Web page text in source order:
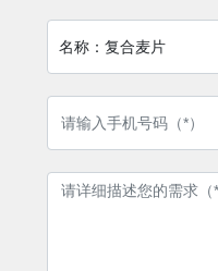
名称：复合麦片